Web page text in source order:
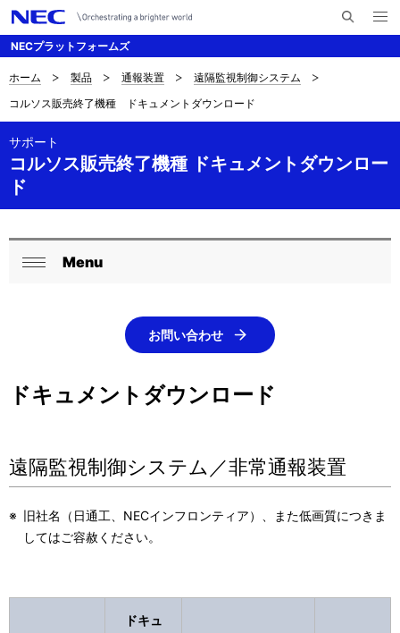
NECプラットフォームズ
メ
ニ
ナ
ビ
ゲ
ー
シ
サ
イ
ト
内
の
現
を
し
て
い
ホーム 製品 通報装置
遠隔監視制御システム
コルソス販売終了機種 ドキュメントダウンロード
コルソス販売終了機種 ドキュメントダウンロー
ド
サポート
ロ
ナ
ゲ
シ
ン
Menu
お問い合わせ
ドキュメントダウンロード
遠隔監視制御システム／非常通報装置
※ 旧社名（日通工、NECインフロンティア）、また低画質につきま
してはご容赦ください。
ドキュ